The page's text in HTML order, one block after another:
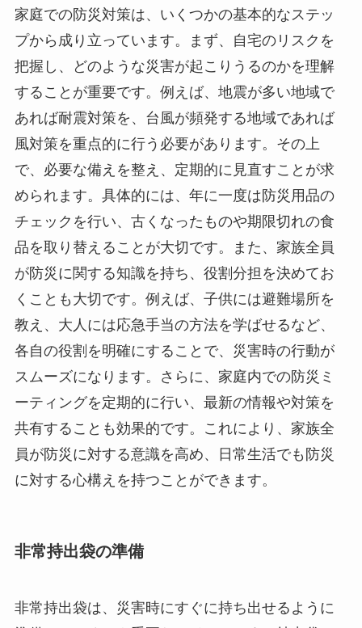
家庭での防災対策は、いくつかの基本的なステッ
プから成り立っています。まず、自宅のリスクを
把握し、どのような災害が起こりうるのかを理解
することが重要です。例えば、地震が多い地域で
あれば耐震対策を、台風が頻発する地域であれば
風対策を重点的に行う必要があります。その上
で、必要な備えを整え、定期的に見直すことが求
められます。具体的には、年に一度は防災用品の
チェックを行い、古くなったものや期限切れの食
品を取り替えることが大切です。また、家族全員
が防災に関する知識を持ち、役割分担を決めてお
くことも大切です。例えば、子供には避難場所を
教え、大人には応急手当の方法を学ばせるなど、
各自の役割を明確にすることで、災害時の行動が
スムーズになります。さらに、家庭内での防災ミ
ーティングを定期的に行い、最新の情報や対策を
共有することも効果的です。これにより、家族全
員が防災に対する意識を高め、日常生活でも防災
に対する心構えを持つことができます。
非常持出袋の準備
非常持出袋は、災害時にすぐに持ち出せるように